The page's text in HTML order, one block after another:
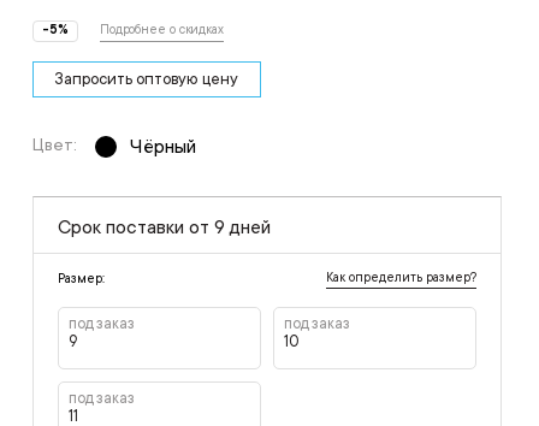
-5% Подробнее о скидках
Запросить оптовую цену
Цвет: Чёрный
Срок поставки от 9 дней
Размер: Как определить размер?
под заказ
9
под заказ
10
под заказ
11